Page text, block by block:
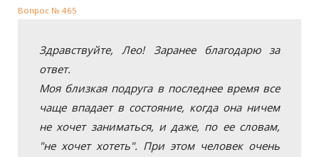
Вопрос № 465
Здравствуйте, Лео! Заранее благодарю за
ответ.
Моя близкая подруга в последнее время все
чаще впадает в состояние, когда она ничем
не хочет заниматься, и даже, по ее словам,
"не хочет хотеть". При этом человек очень